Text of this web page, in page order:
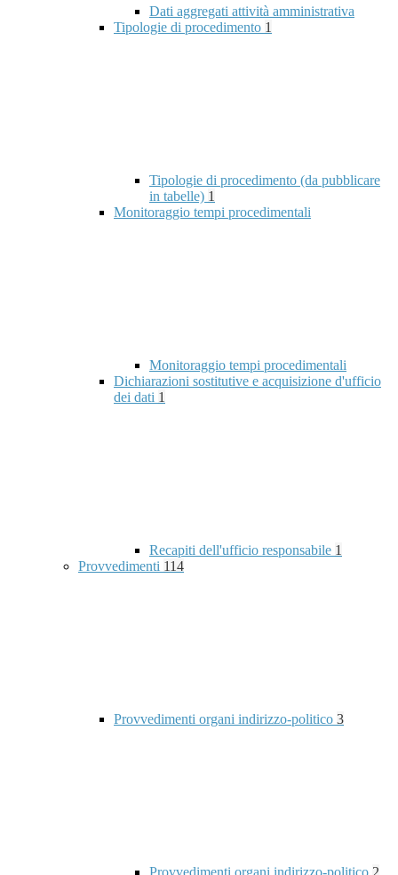
Dati aggregati attività amministrativa
Tipologie di procedimento 1
Tipologie di procedimento (da pubblicare
in tabelle) 1
Monitoraggio tempi procedimentali
Monitoraggio tempi procedimentali
Dichiarazioni sostitutive e acquisizione d'ufficio
dei dati 1
Recapiti dell'ufficio responsabile 1
Provvedimenti 114
Provvedimenti organi indirizzo-politico 3